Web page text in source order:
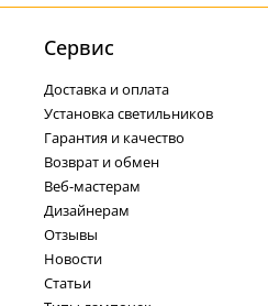
Cервис
Доставка и оплата
Установка светильников
Гарантия и качество
Возврат и обмен
Веб-мастерам
Дизайнерам
Отзывы
Новости
Статьи